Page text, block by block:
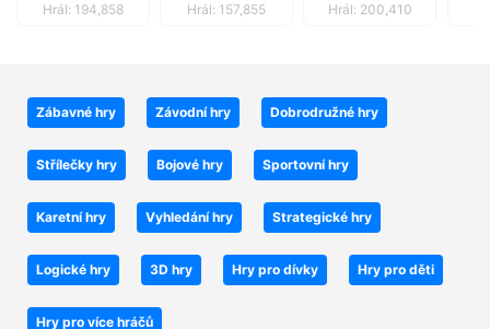
Hrál: 194,858 Hrál: 157,855 Hrál: 200,410
Zábavné hry Závodní hry Dobrodružné hry
Střílečky hry Bojové hry Sportovní hry
Karetní hry Vyhledání hry Strategické hry
Logické hry 3D hry Hry pro dívky Hry pro děti
Hry pro více hráčů